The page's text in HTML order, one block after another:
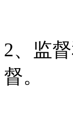
2、
督。